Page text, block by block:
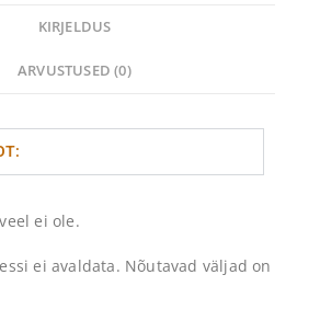
KIRJELDUS
ARVUSTUSED (0)
ei ole.
ei avaldata. Nõutavad väljad on